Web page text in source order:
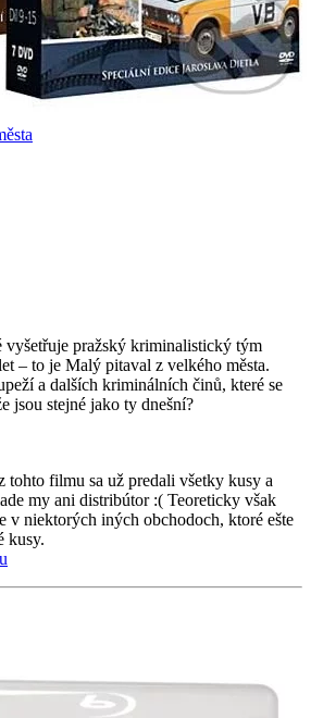
vyšetřuje pražský kriminalistický tým
– to je Malý pitaval z velkého města.
a dalších kriminálních činů, které se
jsou stejné jako ty dnešní?
tohto filmu sa už predali všetky kusy a
my ani distribútor :( Teoreticky však
v niektorých iných obchodoch, ktoré ešte
kusy.